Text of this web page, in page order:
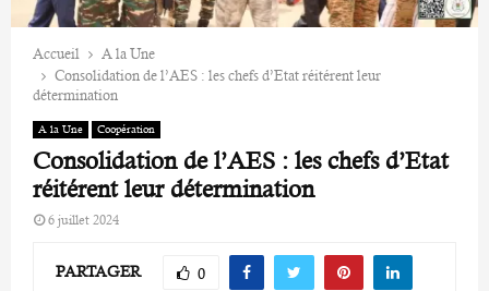
Accueil
A la Une
Consolidation de l’AES : les chefs d’Etat réitérent leur
détermination
A la Une Coopération
Consolidation de l’AES : les chefs d’Etat
réitérent leur détermination
6 juillet 2024
PARTAGER 0